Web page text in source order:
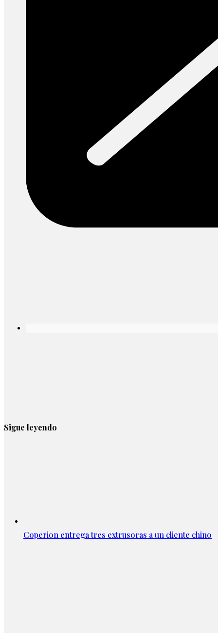
Sigue leyendo
Coperion entrega tres extrusoras a un cliente chino